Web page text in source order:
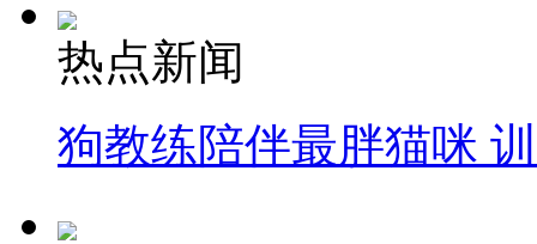
热点新闻
狗教练陪伴最胖猫咪